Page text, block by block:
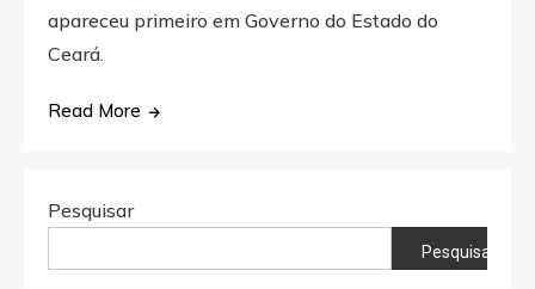
apareceu primeiro em Governo do Estado do
Ceará.
Read More
Pesquisar
Pesquisar